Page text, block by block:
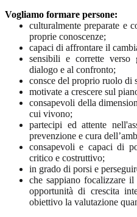
Vogliamo formare persone:
culturalmente preparate e
proprie conoscenze;
capaci di affrontare il
sensibili e corrette
dialogo e al confronto;
consce del proprio ruolo di
motivate a crescere sul
consapevoli della
cui vivono;
partecipi ed attente
prevenzione e cura
consapevoli e capaci di
critico e costruttivo;
in grado di porsi e
che sappiano focalizzare
opportunità di crescita
obiettivo la valutazione